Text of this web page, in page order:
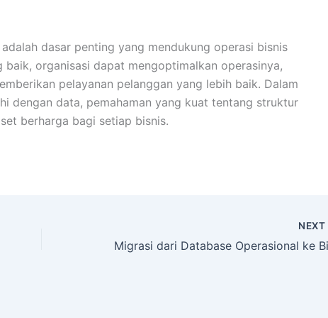
dasar penting yang mendukung operasi bisnis
organisasi dapat mengoptimalkan operasinya,
pelayanan pelanggan yang lebih baik. Dalam
dengan data, pemahaman yang kuat tentang struktur
berharga bagi setiap bisnis.
NEXT